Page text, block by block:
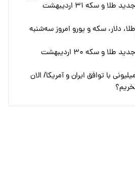
راهنمای بازار؛ قیمت جدید طلا و سکه ۳۱ اردیبهشت
دلار، سکه و یورو امروز سه‌شنبه
راهنمای بازار؛ قیمت جدید طلا و سکه ۳۰ اردیبهشت
ورود طلا به کانال ۴ میلیونی با توافق ایران و آمریکا/ الان